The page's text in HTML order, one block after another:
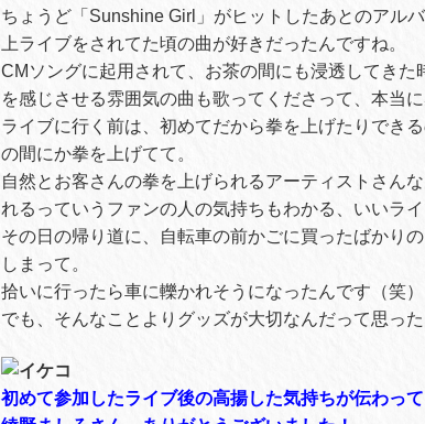
ちょうど「Sunshine Girl」がヒットしたあとのアル
上ライブをされてた頃の曲が好きだったんですね。
CMソングに起用されて、お茶の間にも浸透してき
を感じさせる雰囲気の曲も歌ってくださって、本当に
ライブに行く前は、初めてだから拳を上げたりでき
の間にか拳を上げてて。
自然とお客さんの拳を上げられるアーティストさん
れるっていうファンの人の気持ちもわかる、いいライ
その日の帰り道に、自転車の前かごに買ったばかり
しまって。
拾いに行ったら車に轢かれそうになったんです（笑）
でも、そんなことよりグッズが大切なんだって思っ
初めて参加したライブ後の高揚した気持ちが伝わって